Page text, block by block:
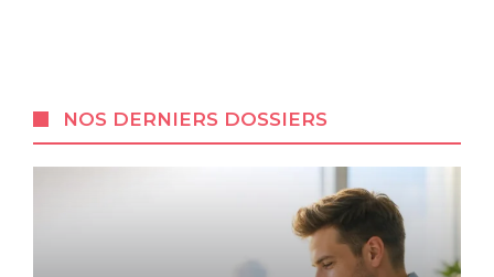
NOS DERNIERS DOSSIERS